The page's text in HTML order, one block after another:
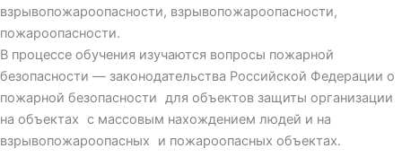
взрывопожароопасности, взрывопожароопасности,
пожароопасности.
В процессе обучения изучаются вопросы пожарной
безопасности — законодательства Российской Федерации о
пожарной безопасности для объектов защиты организации
на объектах с массовым нахождением людей и на
взрывопожароопасных и пожароопасных объектах.